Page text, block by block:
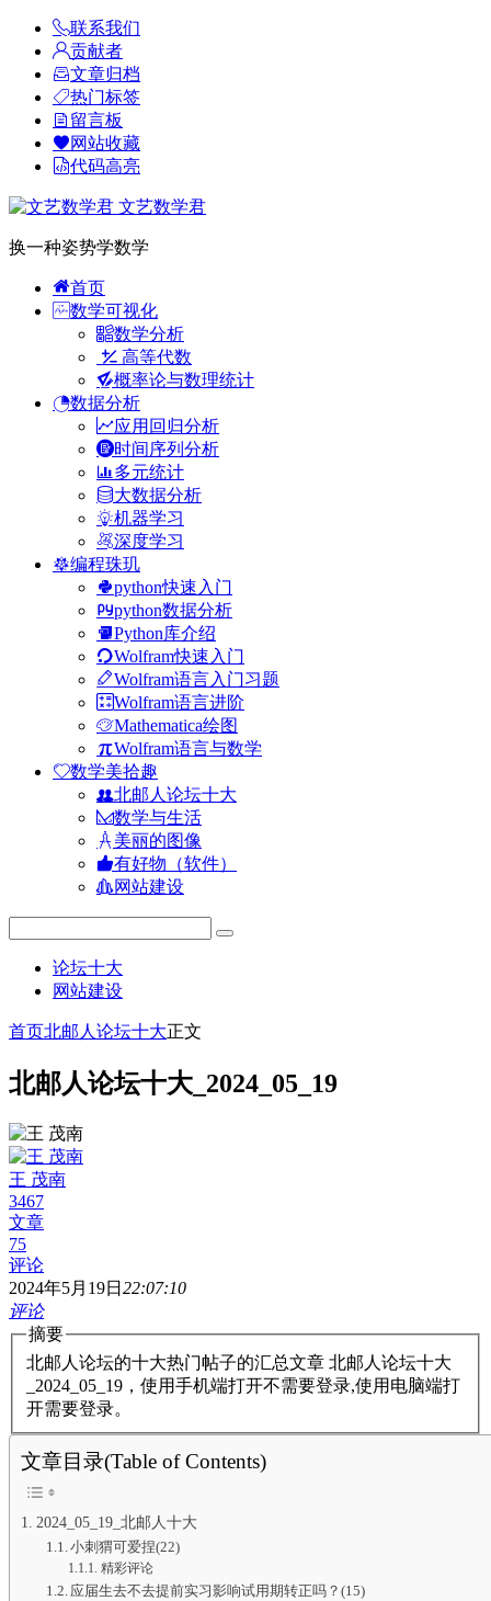
联系我们
贡献者
文章归档
热门标签
留言板
网站收藏
代码高亮
文艺数学君
换一种姿势学数学
首页
数学可视化
数学分析
高等代数
概率论与数理统计
数据分析
应用回归分析
时间序列分析
多元统计
大数据分析
机器学习
深度学习
编程珠玑
python快速入门
python数据分析
Python库介绍
Wolfram快速入门
Wolfram语言入门习题
Wolfram语言进阶
Mathematica绘图
Wolfram语言与数学
数学美拾趣
北邮人论坛十大
数学与生活
美丽的图像
有好物（软件）
网站建设
论坛十大
网站建设
首页北邮人论坛十大正文
北邮人论坛十大_2024_05_19
王 茂南
3467
文章
75
评论
2024年5月19日 22:07:10
评论
摘要
北邮人论坛的十大热门帖子的汇总文章 北邮人论坛十大
_2024_05_19，使用手机端打开不需要登录,使用电脑端打
开需要登录。
文章目录(Table of Contents)
2024_05_19_北邮人十大
小刺猬可爱捏(22)
精彩评论
应届生去不去提前实习影响试用期转正吗？(15)